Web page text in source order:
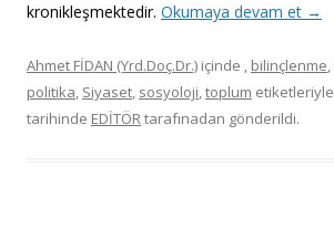
kronikleşmektedir. Okumaya devam et →
Ahmet FİDAN (Yrd.Doç.Dr.) içinde , bilinçlenme,
politika, Siyaset, sosyoloji,toplum etiketleriyle
tarihinde EDİTÖRtarafınadan gönderildi.